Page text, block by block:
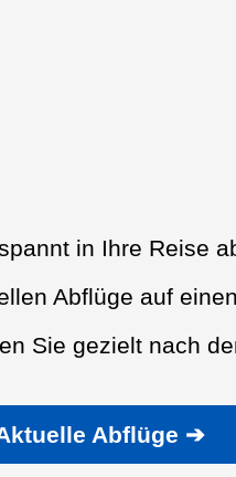
in Ihre Reise
Abflüge auf
Sie gezielt nach
Abflüge ➔